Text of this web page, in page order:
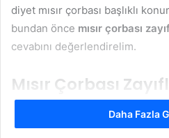
diyet mısır çorbası başlıklı
bundan önce mısır çorbası
cevabını değerlendirelim.
Mısır Çorbası
Mısır faydalı bir besin olarak
edilmektedir. Salataların yanı
Daha Fazla